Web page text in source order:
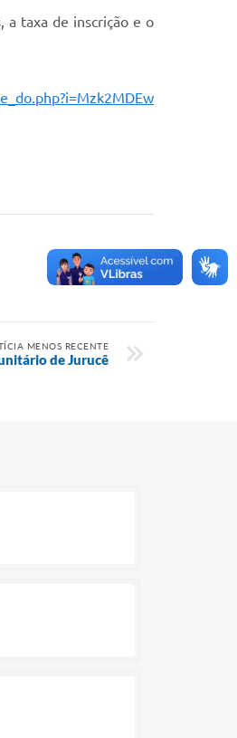
a taxa de inscrição e o
MENOS RECENTE
de Jurucê